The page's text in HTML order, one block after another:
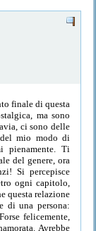
finale di questa
ma sono
ci sono delle
mio modo di
pienamente. Ti
del genere, ora
Si percepisce
ogni capitolo,
questa relazione
di una persona:
felicemente,
Avrebbe